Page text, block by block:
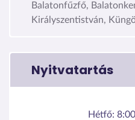
Balatonfűzfő,
Királyszentistván,
Nyitvatartás
Hétfő: